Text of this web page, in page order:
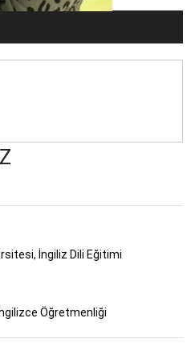
İngiliz Dili Eğitimi
Öğretmenliği